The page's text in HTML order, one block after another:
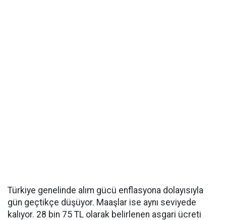
Türkiye genelinde alım gücü enflasyona dolayısıyla
gün geçtikçe düşüyor. Maaşlar ise aynı seviyede
kalıyor. 28 bin 75 TL olarak belirlenen asgari ücreti